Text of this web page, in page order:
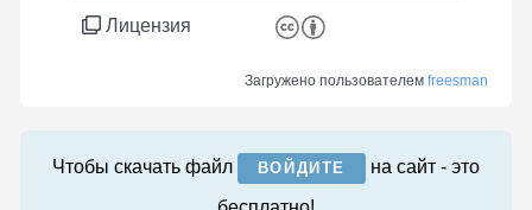
Лицензия
Загружено пользователем freesman
Чтобы скачать файл ВОЙДИТЕ
на сайт - это